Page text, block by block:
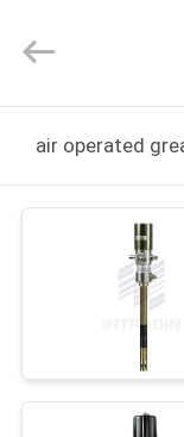
ΠΡΟΪΌΝΤΑ
ΜΕ
Reserved.
air operated